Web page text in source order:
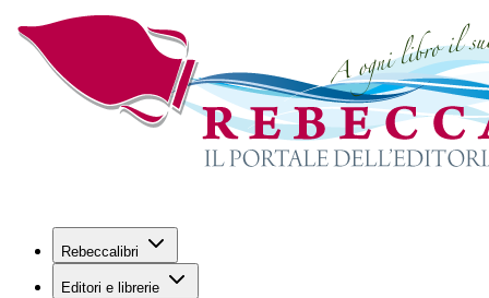
Rebeccalibri
Editori e librerie